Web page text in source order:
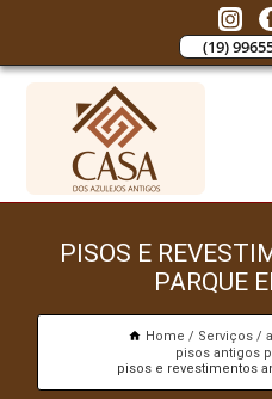
(19)
PISOS E
PARQUE
Home Serviços
pisos antigos
pisos e revestimentos